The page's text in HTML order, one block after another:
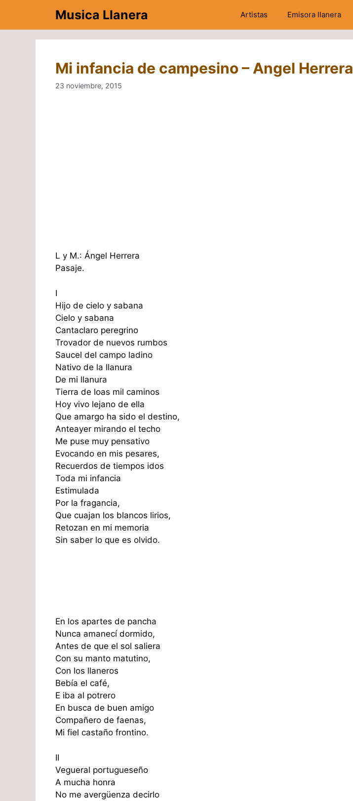
contenido
Musica Llanera Artistas Emisora llanera
Mi infancia de campesino – Angel Herrera
23 noviembre, 2015
L y M.: Ángel Herrera
Pasaje.
I
Hijo de cielo y sabana
Cielo y sabana
Cantaclaro peregrino
Trovador de nuevos rumbos
Saucel del campo ladino
Nativo de la llanura
De mi llanura
Tierra de loas mil caminos
Hoy vivo lejano de ella
Que amargo ha sido el destino,
Anteayer mirando el techo
Me puse muy pensativo
Evocando en mis pesares,
Recuerdos de tiempos idos
Toda mi infancia
Estimulada
Por la fragancia,
Que cuajan los blancos lirios,
Retozan en mi memoria
Sin saber lo que es olvido.
En los apartes de pancha
Nunca amanecí dormido,
Antes de que el sol saliera
Con su manto matutino,
Con los llaneros
Bebía el café,
E iba al potrero
En busca de buen amigo
Compañero de faenas,
Mi fiel castaño frontino.
II
Vegueral portugueseño
A mucha honra
No me avergüenza decirlo